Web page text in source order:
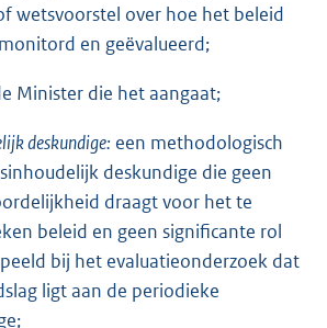
wetsvoorstel over hoe het beleid
en geëvalueerd;
Minister die het aangaat;
deskundige: een methodologisch
deskundige die geen
draagt voor het te
beleid en geen significante rol
bij het evaluatieonderzoek dat
ligt aan de periodieke